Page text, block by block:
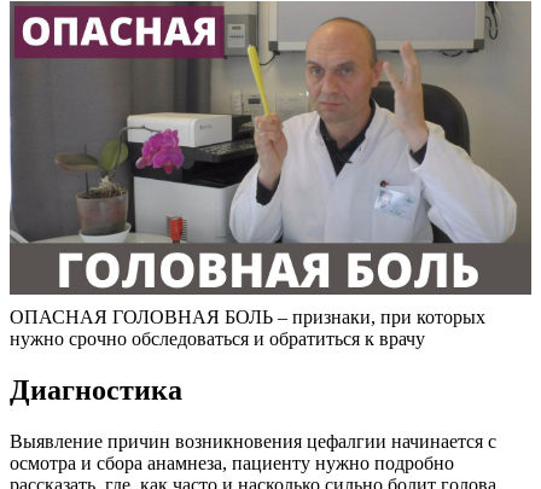
ОПАСНАЯ ГОЛОВНАЯ БОЛЬ – признаки, при которых
нужно срочно обследоваться и обратиться к врачу
Диагностика
Выявление причин возникновения цефалгии начинается с
осмотра и сбора анамнеза, пациенту нужно подробно
рассказать, где, как часто и насколько сильно болит голова.